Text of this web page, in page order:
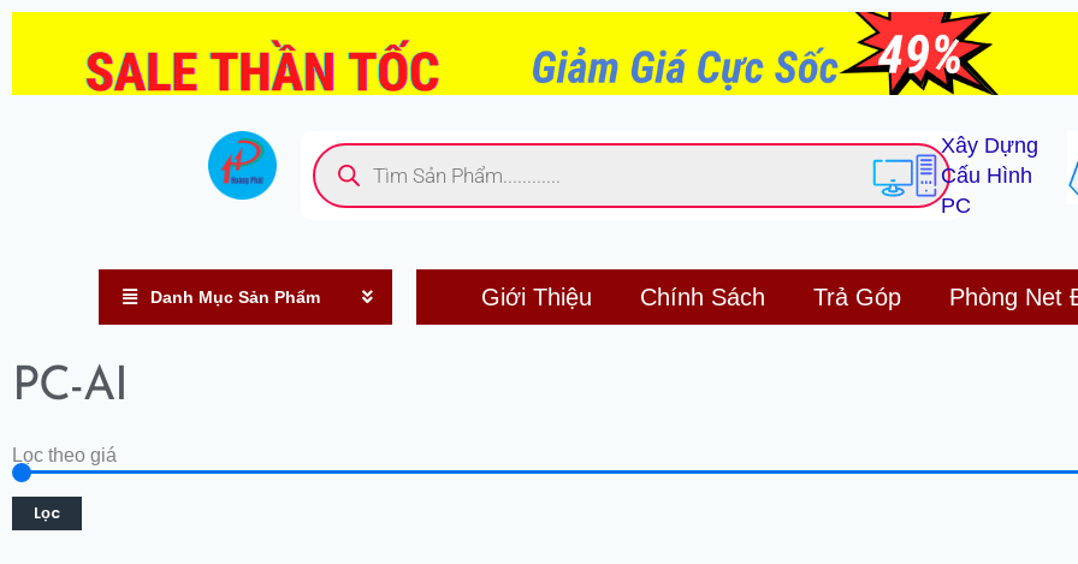
Nhảy
Tìm
kiếm
sản
phẩm
Xây Dựng
Cấu Hình
PC
Danh Mục Sản Phẩm Giới Thiệu Chính Sách Trả Góp Phòng Net
PC-AI
Lọc theo giá
Lọc